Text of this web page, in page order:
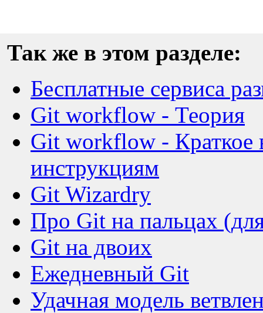
Так же в этом разделе:
Бесплатные сервиса
Git workflow - Теория
Git workflow - Краткое
инструкциям
Git Wizardry
Про Git на пальцах
Git на двоих
Ежедневный Git
Удачная модель